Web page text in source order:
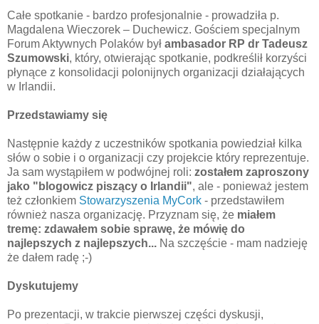
Całe spotkanie - bardzo profesjonalnie - prowadziła p.
Magdalena Wieczorek – Duchewicz. Gościem specjalnym
Forum Aktywnych Polaków był ambasador RP dr Tadeusz
Szumowski, który, otwierając spotkanie, podkreślił korzyści
płynące z konsolidacji polonijnych organizacji działających
w Irlandii.
Przedstawiamy się
Następnie każdy z uczestników spotkania powiedział kilka
słów o sobie i o organizacji czy projekcie który reprezentuje.
Ja sam wystąpiłem w podwójnej roli: zostałem zaproszony
jako "blogowicz piszący o Irlandii", ale - ponieważ jestem
też członkiem Stowarzyszenia MyCork - przedstawiłem
również nasza organizację. Przyznam się, że miałem
tremę: zdawałem sobie sprawę, że mówię do
najlepszych z najlepszych... Na szczęście - mam nadzieję
że dałem radę ;-)
Dyskutujemy
Po prezentacji, w trakcie pierwszej części dyskusji,